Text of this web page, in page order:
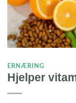
ERNÆRING
Hjelper